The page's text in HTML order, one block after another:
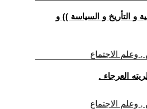
و التأريخ و السياسة )) و
وعلم الاجتماع
وعلم الاجتماع